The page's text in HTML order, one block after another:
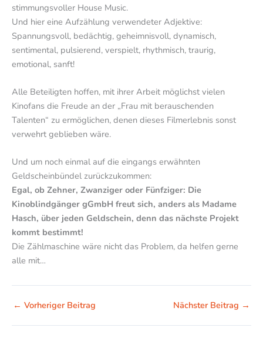
stimmungsvoller House Music.
Und hier eine Aufzählung verwendeter Adjektive:
Spannungsvoll, bedächtig, geheimnisvoll, dynamisch,
sentimental, pulsierend, verspielt, rhythmisch, traurig,
emotional, sanft!
Alle Beteiligten hoffen, mit ihrer Arbeit möglichst vielen
Kinofans die Freude an der „Frau mit berauschenden
Talenten“ zu ermöglichen, denen dieses Filmerlebnis sonst
verwehrt geblieben wäre.
Und um noch einmal auf die eingangs erwähnten
Geldscheinbündel zurückzukommen:
Egal, ob Zehner, Zwanziger oder Fünfziger: Die
Kinoblindgänger gGmbH freut sich, anders als Madame
Hasch, über jeden Geldschein, denn das nächste Projekt
kommt bestimmt!
Die Zählmaschine wäre nicht das Problem, da helfen gerne
alle mit…
← Vorheriger Beitrag Nächster Beitrag →